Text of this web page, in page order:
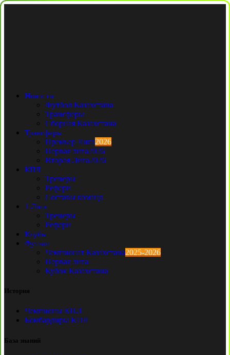
Новости
Футбол Казахстана
Трансферы
Сборная Казахстана
Трансферы
Премьер Лига2026
Первая лига2026
Вторая Лига2026
КПЛ
Тренеры
Рефери
Составы команд
1 Лига
Тренеры
Рефери
Клубы
Футзал
Чемпионат Казахстана2025-2026
Первая лига
Кубок Казахстана
История
Чемпионы КПЛ
Бомбардиры КПЛ
База знаний